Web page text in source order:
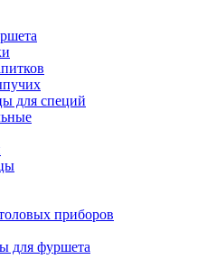
для специй
приборов
для фуршета